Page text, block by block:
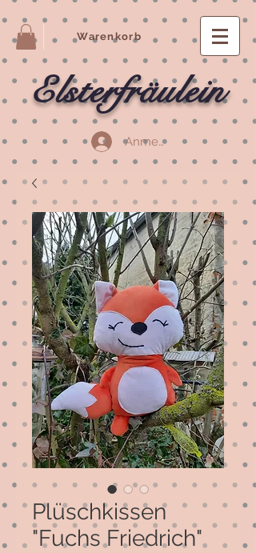
Warenkorb
Elsterfräulein
Anmelden
Plüschkissen
"Fuchs Friedrich"